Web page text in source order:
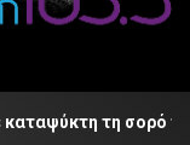
τη σορό του